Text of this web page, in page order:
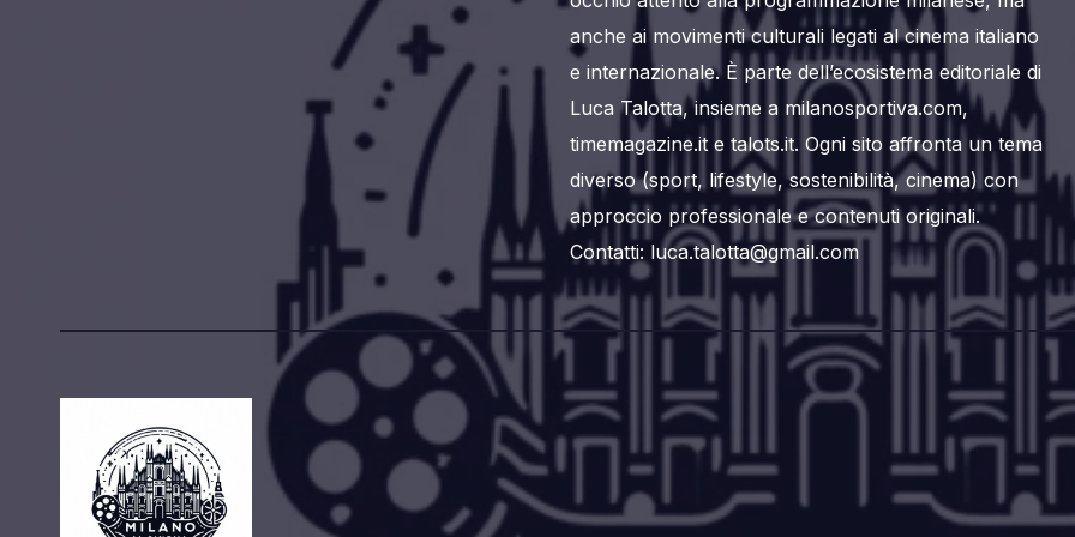
anche ai movimenti culturali legati al cinema italiano
e internazionale. È parte dell’ecosistema editoriale di
Luca Talotta, insieme a milanosportiva.com,
timemagazine.it e talots.it. Ogni sito affronta un tema
diverso (sport, lifestyle, sostenibilità, cinema) con
approccio professionale e contenuti originali.
Contatti: luca.talotta@gmail.com